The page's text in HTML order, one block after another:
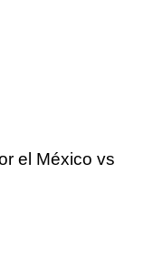
el México vs